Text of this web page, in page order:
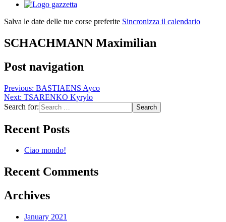
Salva le date delle tue corse preferite Sincronizza il calendario
SCHACHMANN Maximilian
Post navigation
Previous: BASTIAENS Ayco
Next: TSARENKO Kyrylo
Search for:
Recent Posts
Ciao mondo!
Recent Comments
Archives
January 2021